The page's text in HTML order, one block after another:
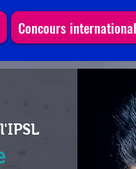
Concours international